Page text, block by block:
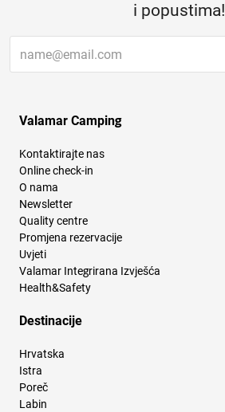
i popustima!
Valamar Camping
Kontaktirajte nas
Online check-in
O nama
Newsletter
Quality centre
Promjena rezervacije
Uvjeti
Valamar Integrirana Izvješća
Health&Safety
Destinacije
Hrvatska
Istra
Poreč
Labin